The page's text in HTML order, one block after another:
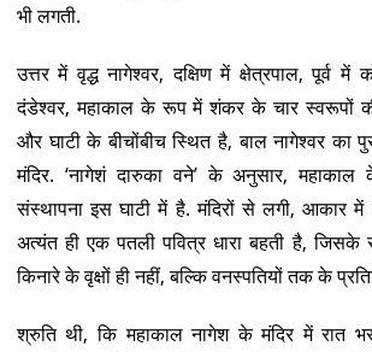
भी लगती.
उत्तर में वृद्ध नागेश्वर, दक्षिण में क्षेत्रपाल, पूर्व
दंडेश्वर, महाकाल के रूप में शंकर के चार स्वरूपों
और घाटी के बीचोंबीच स्थित है, बाल नागेश्वर का
मंदिर. ‘नागेशं दारुका वने’ के अनुसार, महाकाल
संस्थापना इस घाटी में है. मंदिरों से लगी, आकार
अत्यंत ही एक पतली पवित्र धारा बहती है,
किनारे के वृक्षों ही नहीं, बल्कि वनस्पतियों तक के
श्रुति थी, कि महाकाल नागेश के मंदिर में रात